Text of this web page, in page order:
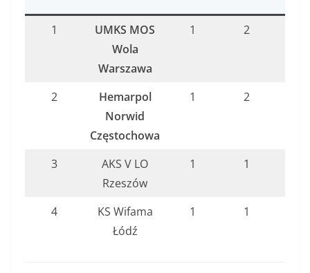
1
UMKS MOS
Wola
Warszawa
1 2
2
Hemarpol
Norwid
Częstochowa
1 2
3
AKS V LO
Rzeszów
1 1
4
KS Wifama
Łódź
1 1